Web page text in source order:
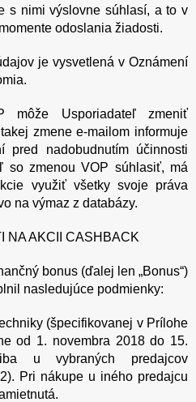
s nimi výslovne súhlasí, a to v
odoslania žiadosti.
je vysvetlená v Oznámení
Usporiadateľ zmeniť
zmene e-mailom informuje
pred nadobudnutím účinnosti
so zmenou VOP súhlasiť, má
využiť všetky svoje práva
na výmaz z databázy.
AKCII CASHBACK
bonus (ďalej len „Bonus“)
nasledujúce podmienky:
(špecifikovanej v Prílohe
od 1. novembra 2018 do 15.
u vybraných predajcov
Pri nákupe u iného predajcu